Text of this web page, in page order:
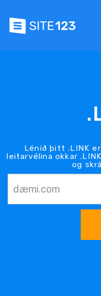
Lénið þitt .LINK
leitarvélina okkar
og